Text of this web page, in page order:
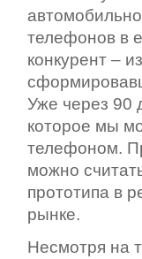
телефонов в
конкурент –
Уже через 90
которое мы
телефоном.
можно
прототипа в
рынке.
Несмотря на